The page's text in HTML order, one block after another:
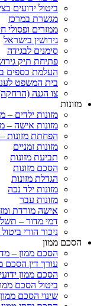
ביטול ידועים בציבור
מגשרת במרכז
ממזרים ופסולי חיתון
גירושין בישראל
סימנים לבגידה
פתיחת תיק גירושין ברבנות
העלמת כספים בגירושין
בית המשפט לענייני משפחה
צו הגנה (הרחקה)
מזונות ילדים – מדריך
מזונות אישה – מדריך
הפחתת מזונות – מדריך
מזונות זמניים
תביעת מזונות
הסכם מזונות
הגדלת מזונות
מזונות ילד נכה
מזונות עבר
אישה מורדת ומזונות
דמי מדור – תשלום והפחתה
ניכור הורי ביטול מזונות
ממון
הסכם ממון – מדריך
עורך דין הסכם ממון
הסכם ממון ידועים בציבור
ביטול הסכם ממון
שינוי הסכם ממון